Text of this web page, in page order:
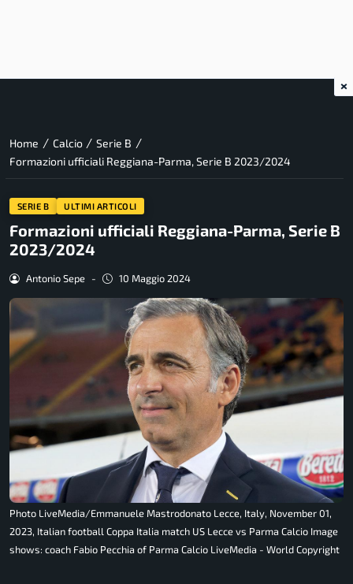
Home / Calcio / Serie B /
Formazioni ufficiali Reggiana-Parma, Serie B 2023/2024
SERIE B ULTIMI ARTICOLI
Formazioni ufficiali Reggiana-Parma, Serie B
2023/2024
Antonio Sepe - 10 Maggio 2024
Photo LiveMedia/Emmanuele Mastrodonato Lecce, Italy, November 01,
2023, Italian football Coppa Italia match US Lecce vs Parma Calcio Image
shows: coach Fabio Pecchia of Parma Calcio LiveMedia - World Copyright
×